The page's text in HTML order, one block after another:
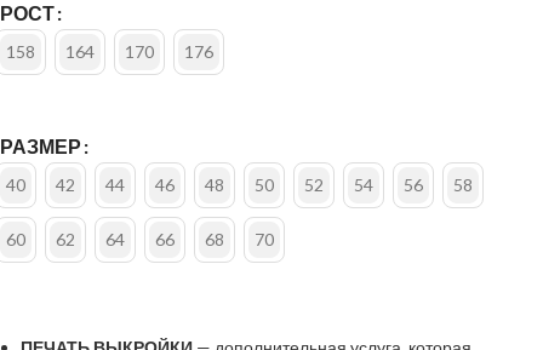
РОСТ
158 164 170 176
РАЗМЕР
40 42 44 46 48 50 52 54 56 58
60 62 64 66 68 70